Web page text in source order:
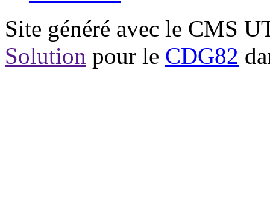
Site généré avec le CMS
Solution pour le CDG82